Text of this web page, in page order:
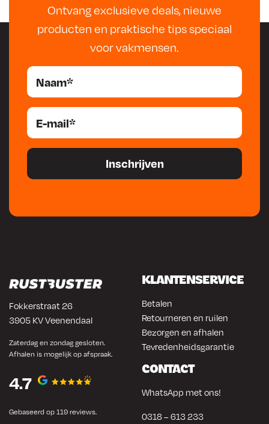
Ontvang exclusieve deals, nieuwe
producten en praktische tips speciaal
voor vakmensen.
Fokkerstraat 26
3905 KV Veenendaal
Zaterdag en zondag gesloten.
Afhalen is mogelijk op afspraak.
4.7
Gebaseerd op 119 reviews.
KLANTENSERVICE
Betalen
Retourneren en ruilen
Bezorgen en afhalen
Tevredenheidsgarantie
CONTACT
WhatsApp met ons!
0318 – 613 233